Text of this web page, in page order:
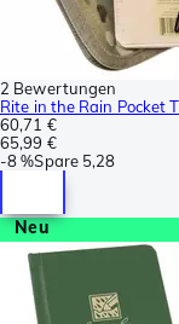
2 Bewertungen
Rite in the Rain Pocket
60,71 €
65,99 €
-8 %Spare 5,28
Neu